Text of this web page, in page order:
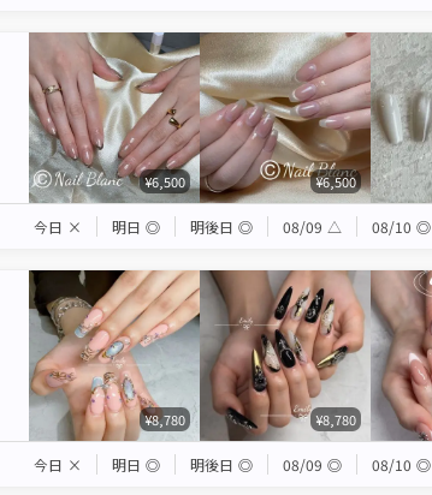
¥6,500 ¥6,500
今日 × 明日 ◎ 明後日 ◎ 08/09 △ 08/10 ◎
¥8,780 ¥8,780
今日 × 明日 ◎ 明後日 ◎ 08/09 ◎ 08/10 ◎